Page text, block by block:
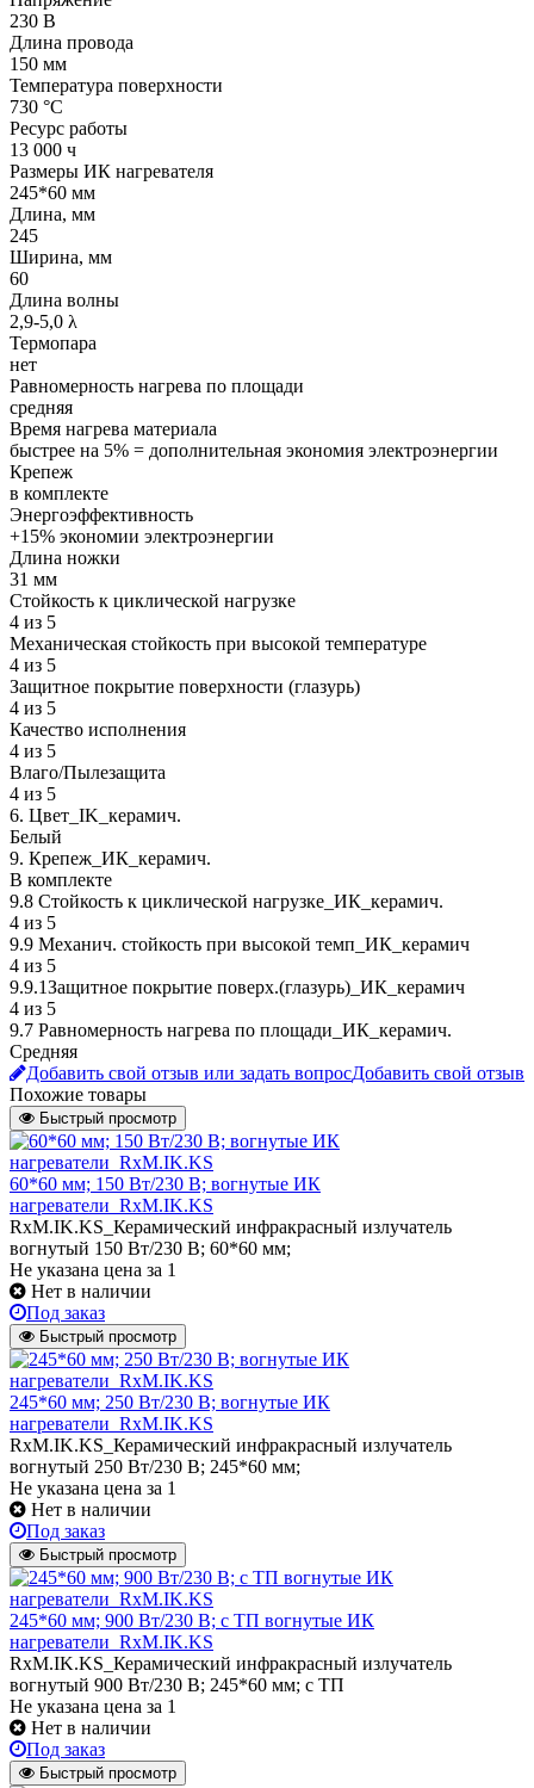
230 В
Длина провода
150 мм
Температура поверхности
730 °С
Ресурс работы
13 000 ч
Размеры ИК нагревателя
245*60 мм
Длина, мм
245
Ширина, мм
60
Длина волны
2,9-5,0 λ
Термопара
нет
Равномерность нагрева по площади
средняя
Время нагрева материала
быстрее на 5% = дополнительная экономия электроэнергии
Крепеж
в комплекте
Энергоэффективность
+15% экономии электроэнергии
Длина ножки
31 мм
Стойкость к циклической нагрузке
4 из 5
Механическая стойкость при высокой температуре
4 из 5
Защитное покрытие поверхности (глазурь)
4 из 5
Качество исполнения
4 из 5
Влаго/Пылезащита
4 из 5
6. Цвет_IK_керамич.
Белый
9. Крепеж_ИК_керамич.
В комплекте
9.8 Стойкость к циклической нагрузке_ИК_керамич.
4 из 5
9.9 Механич. стойкость при высокой темп_ИК_керамич
4 из 5
9.9.1Защитное покрытие поверх.(глазурь)_ИК_керамич
4 из 5
9.7 Равномерность нагрева по площади_ИК_керамич.
Средняя
Добавить свой отзыв или задать вопросДобавить свой отзыв
Похожие товары
Быстрый просмотр
60*60 мм; 150 Вт/230 В; вогнутые ИК
нагреватели_RxM.IK.KS
RxM.IK.KS_Керамический инфракрасный излучатель
вогнутый 150 Вт/230 В; 60*60 мм;
Не указана цена за 1
Нет в наличии
Под заказ
Быстрый просмотр
245*60 мм; 250 Вт/230 В; вогнутые ИК
нагреватели_RxM.IK.KS
RxM.IK.KS_Керамический инфракрасный излучатель
вогнутый 250 Вт/230 В; 245*60 мм;
Не указана цена за 1
Нет в наличии
Под заказ
Быстрый просмотр
245*60 мм; 900 Вт/230 В; с ТП вогнутые ИК
нагреватели_RxM.IK.KS
RxM.IK.KS_Керамический инфракрасный излучатель
вогнутый 900 Вт/230 В; 245*60 мм; с ТП
Не указана цена за 1
Нет в наличии
Под заказ
Быстрый просмотр